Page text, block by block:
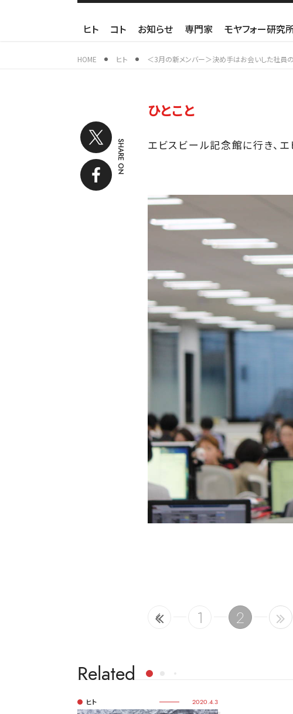
ヒト コト お知らせ 専門家 モヤフォー研究
HOME ヒト ＜3月の新メンバー＞決め手はお会いした社員の
SHARE ON
ひとこと
エビスビール記念館に行き、
1 2
Related
ヒト 2020.4.3